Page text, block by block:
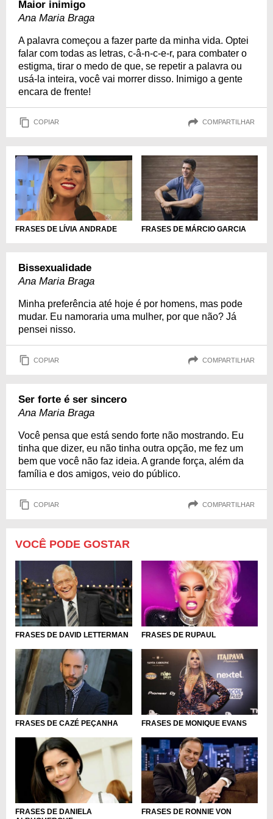
Maior inimigo
Ana Maria Braga
A palavra começou a fazer parte da minha vida. Optei
falar com todas as letras, c-â-n-c-e-r, para combater o
estigma, tirar o medo de que, se repetir a palavra ou
usá-la inteira, você vai morrer disso. Inimigo a gente
encara de frente!
COPIAR COMPARTILHAR
FRASES DE LÍVIA ANDRADE FRASES DE MÁRCIO GARCIA
Bissexualidade
Ana Maria Braga
Minha preferência até hoje é por homens, mas pode
mudar. Eu namoraria uma mulher, por que não? Já
pensei nisso.
COPIAR COMPARTILHAR
Ser forte é ser sincero
Ana Maria Braga
Você pensa que está sendo forte não mostrando. Eu
tinha que dizer, eu não tinha outra opção, me fez um
bem que você não faz ideia. A grande força, além da
família e dos amigos, veio do público.
COPIAR COMPARTILHAR
VOCÊ PODE GOSTAR
FRASES DE DAVID LETTERMAN FRASES DE RUPAUL
FRASES DE CAZÉ PEÇANHA FRASES DE MONIQUE EVANS
FRASES DE DANIELA
FRASES DE RONNIE VON